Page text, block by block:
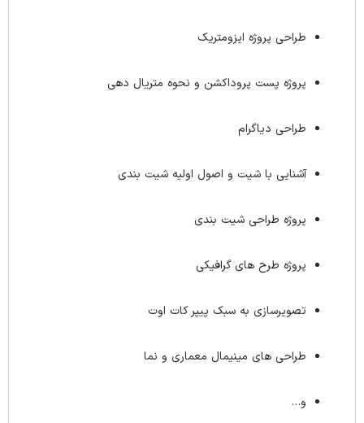
طراحی پروژه ایزومتریک
پروژه پست پروداکشن و نحوه متریال دهی
طراحی دیاگرام
آشنایی با شیت و اصول اولیه شیت بندی
پروژه طراحی شیت بندی
پروژه طرح های گرافیکی
تصویرسازی به سبک پیپر کات اوت
طراحی های مینیمال معماری و نما
و…